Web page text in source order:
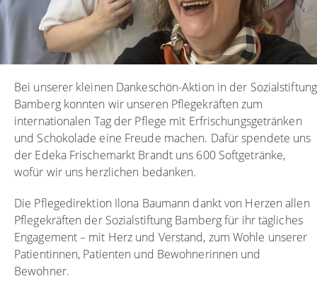
Bei unserer kleinen Dankeschön-Aktion in der Sozialstiftung
Bamberg konnten wir unseren Pflegekräften zum
internationalen Tag der Pflege mit Erfrischungsgetränken
und Schokolade eine Freude machen. Dafür spendete uns
der Edeka Frischemarkt Brandt uns 600 Softgetränke,
wofür wir uns herzlichen bedanken.
Die Pflegedirektion Ilona Baumann dankt von Herzen allen
Pflegekräften der Sozialstiftung Bamberg für ihr tägliches
Engagement – mit Herz und Verstand, zum Wohle unserer
Patientinnen, Patienten und Bewohnerinnen und
Bewohner.